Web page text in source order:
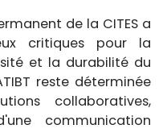
de la CITES a
critiques pour la
et la durabilité du
reste déterminée
collaboratives,
communication